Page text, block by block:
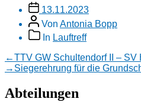
Veröffentlichungsdatum
13.11.2023
Beitragsautor
Von Antonia Bopp
Beitragskategorien
In Lauftreff
Beitragsnavigation
←Vorheriger
Beitrag:
TTV GW Schultendorf II – SV
→ Nächster
Siegerehrung für die
Abteilungen